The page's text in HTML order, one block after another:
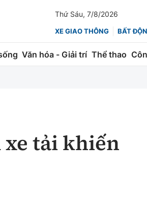
Thứ Sáu, 7/8/2026
XE GIAO THÔNG BẤT
Văn hóa - Giải trí Thể thao
Chứng khoán
xe tải khiến